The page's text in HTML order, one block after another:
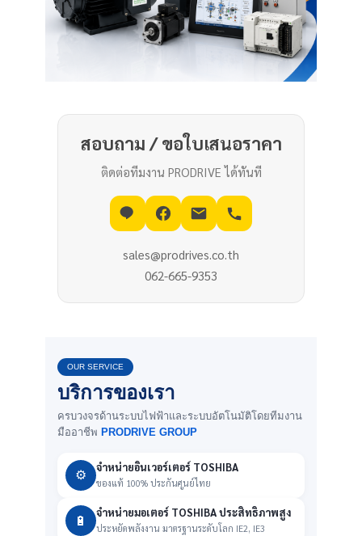
สอบถาม / ขอใบเสนอราคา
ติดต่อทีมงาน PRODRIVE ได้ทันที
sales@prodrives.co.th
062-665-9353
OUR SERVICE
บริการของเรา
ครบวงจรด้านระบบไฟฟ้าและระบบอัตโนมัติโดยทีมงาน
มืออาชีพ PRODRIVE GROUP
⚙️
จำหน่ายอินเวอร์เตอร์ TOSHIBA
ของแท้ 100% ประกันศูนย์ไทย
🔋 จำหน่ายมอเตอร์ TOSHIBA ประสิทธิภาพสูง
ประหยัดพลังงาน มาตรฐานระดับโลก IE2, IE3